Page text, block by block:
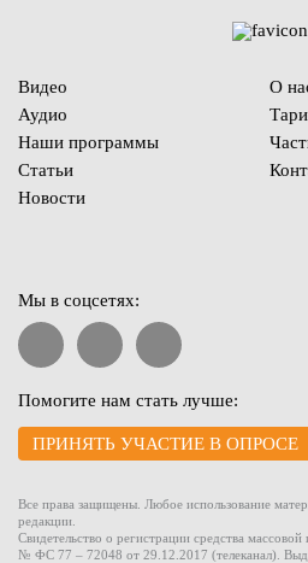
Видео
Аудио
Наши программы
Статьи
Новости
О
Мы в соцсетях:
Помогите нам стать лучше:
ПРИНЯТЬ УЧАСТИЕ В ОПРОСЕ
Все права защищены. Любое использование
редакции.
Свидетельство о регистрации средства
№ ФС 77 – 72048 от 29.12.2017 (телеканал).